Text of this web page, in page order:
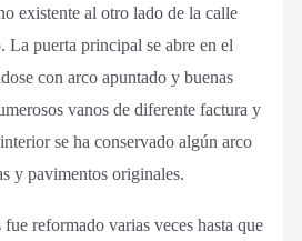
existente al otro lado de la calle
La puerta principal se abre en el
con arco apuntado y buenas
vanos de diferente factura y
se ha conservado algún arco
y pavimentos originales.
reformado varias veces hasta que